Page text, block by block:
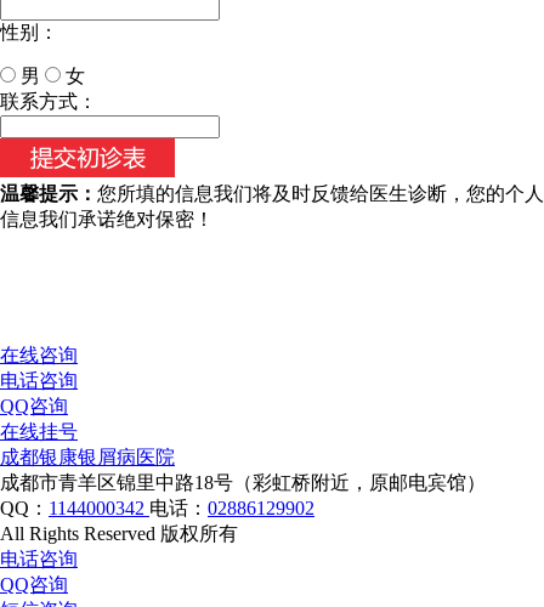
性别：
男
女
今天日期：
联系方式：
温馨提示： 您所填的信息我们将及时反馈给医生诊断，您的个人
信息我们承诺绝对保密！
在线咨询
电话咨询
QQ咨询
在线挂号
成都银康银屑病医院
成都市青羊区锦里中路18号（彩虹桥附近，原邮电宾馆）
QQ： 1144000342 电话： 02886129902
All Rights Reserved 版权所有
电话咨询
QQ咨询